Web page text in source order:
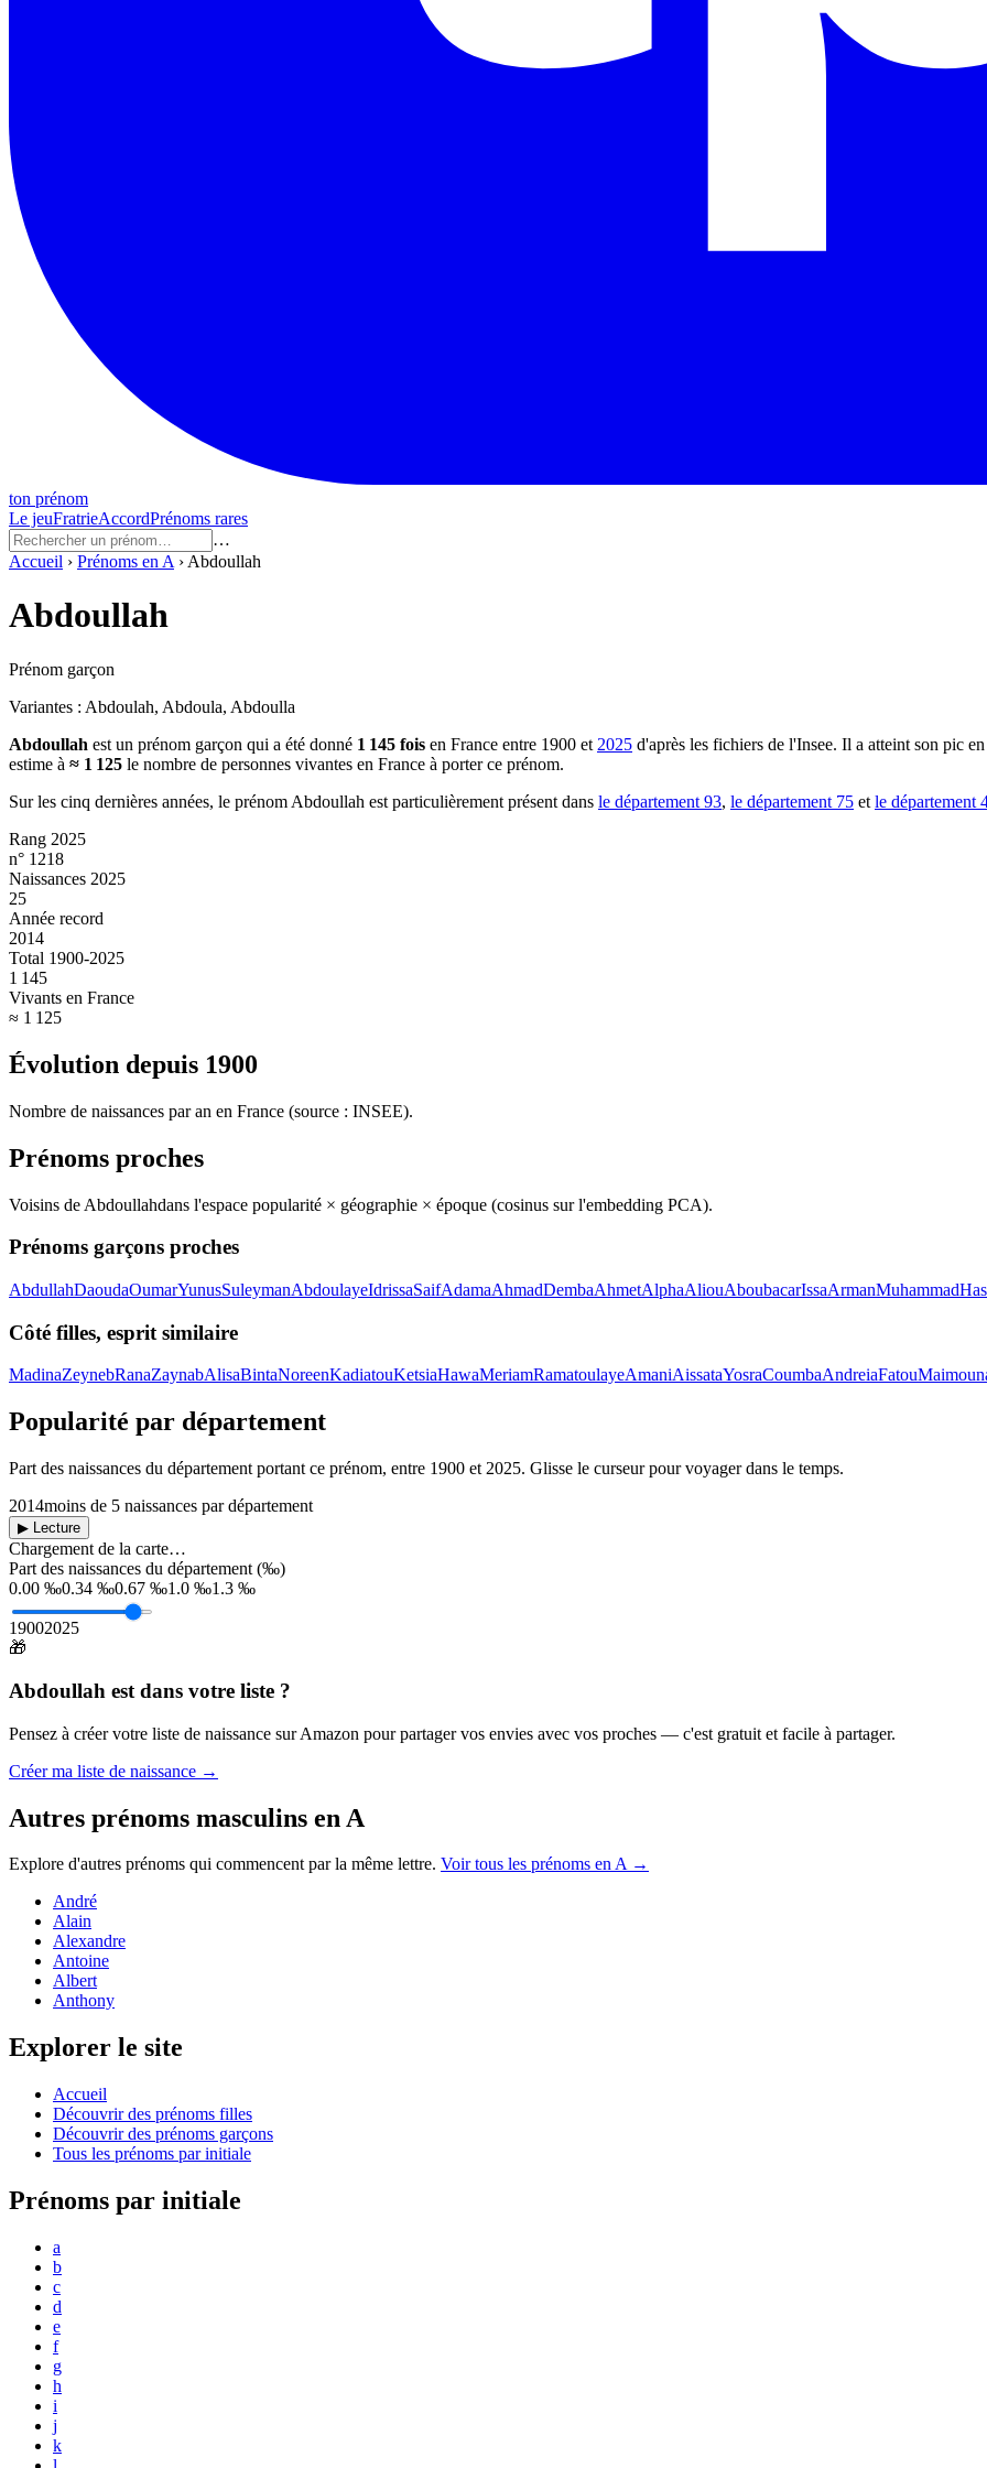
ton prénom
Le jeuFratrieAccordPrénoms rares
…
Accueil › Prénoms en A › Abdoullah
Abdoullah
Prénom garçon
Variantes : Abdoulah, Abdoula, Abdoulla
Abdoullah est un prénom garçon qui a été donné 1 145 fois en France entre 1900 et 2025 d'après les fichiers de l'Insee. Il a atteint son pic en
estime à ≈ 1 125 le nombre de personnes vivantes en France à porter ce prénom.
Sur les cinq dernières années, le prénom Abdoullah est particulièrement présent dans le département 93, le département 75 et le département
Rang 2025
n° 1218
Naissances 2025
25
Année record
2014
Total 1900-2025
1 145
Vivants en France
≈ 1 125
Évolution depuis 1900
Nombre de naissances par an en France (source : INSEE).
Prénoms proches
Voisins de Abdoullahdans l'espace popularité × géographie × époque (cosinus sur l'embedding PCA).
Prénoms garçons proches
AbdullahDaoudaOumarYunusSuleymanAbdoulayeIdrissaSaifAdamaAhmadDembaAhmetAlphaAliouAboubacarIssaArmanMuhammad
Côté filles, esprit similaire
MadinaZeynebRanaZaynabAlisaBintaNoreenKadiatouKetsiaHawaMeriamRamatoulayeAmaniAissataYosraCoumbaAndreiaFatou
Popularité par département
Part des naissances du département portant ce prénom, entre 1900 et 2025. Glisse le curseur pour voyager dans le temps.
2014moins de 5 naissances par département
▶ Lecture
Chargement de la carte…
Part des naissances du département (‰)
0.00 ‰0.34 ‰0.67 ‰1.0 ‰1.3 ‰
19002025
🎁
Abdoullah est dans votre liste ?
Pensez à créer votre liste de naissance sur Amazon pour partager vos envies avec vos proches — c'est gratuit et facile à partager.
Créer ma liste de naissance →
Autres prénoms masculins en A
Explore d'autres prénoms qui commencent par la même lettre. Voir tous les prénoms enA→
André
Alain
Alexandre
Antoine
Albert
Anthony
Explorer le site
Accueil
Découvrir des prénoms filles
Découvrir des prénoms garçons
Tous les prénoms par initiale
Prénoms par initiale
a
b
c
d
e
f
g
h
i
j
k